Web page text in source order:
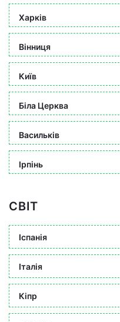
Харків
Вінниця
Київ
Біла Церква
Васильків
Ірпінь
СВІТ
Іспанія
Італія
Кіпр